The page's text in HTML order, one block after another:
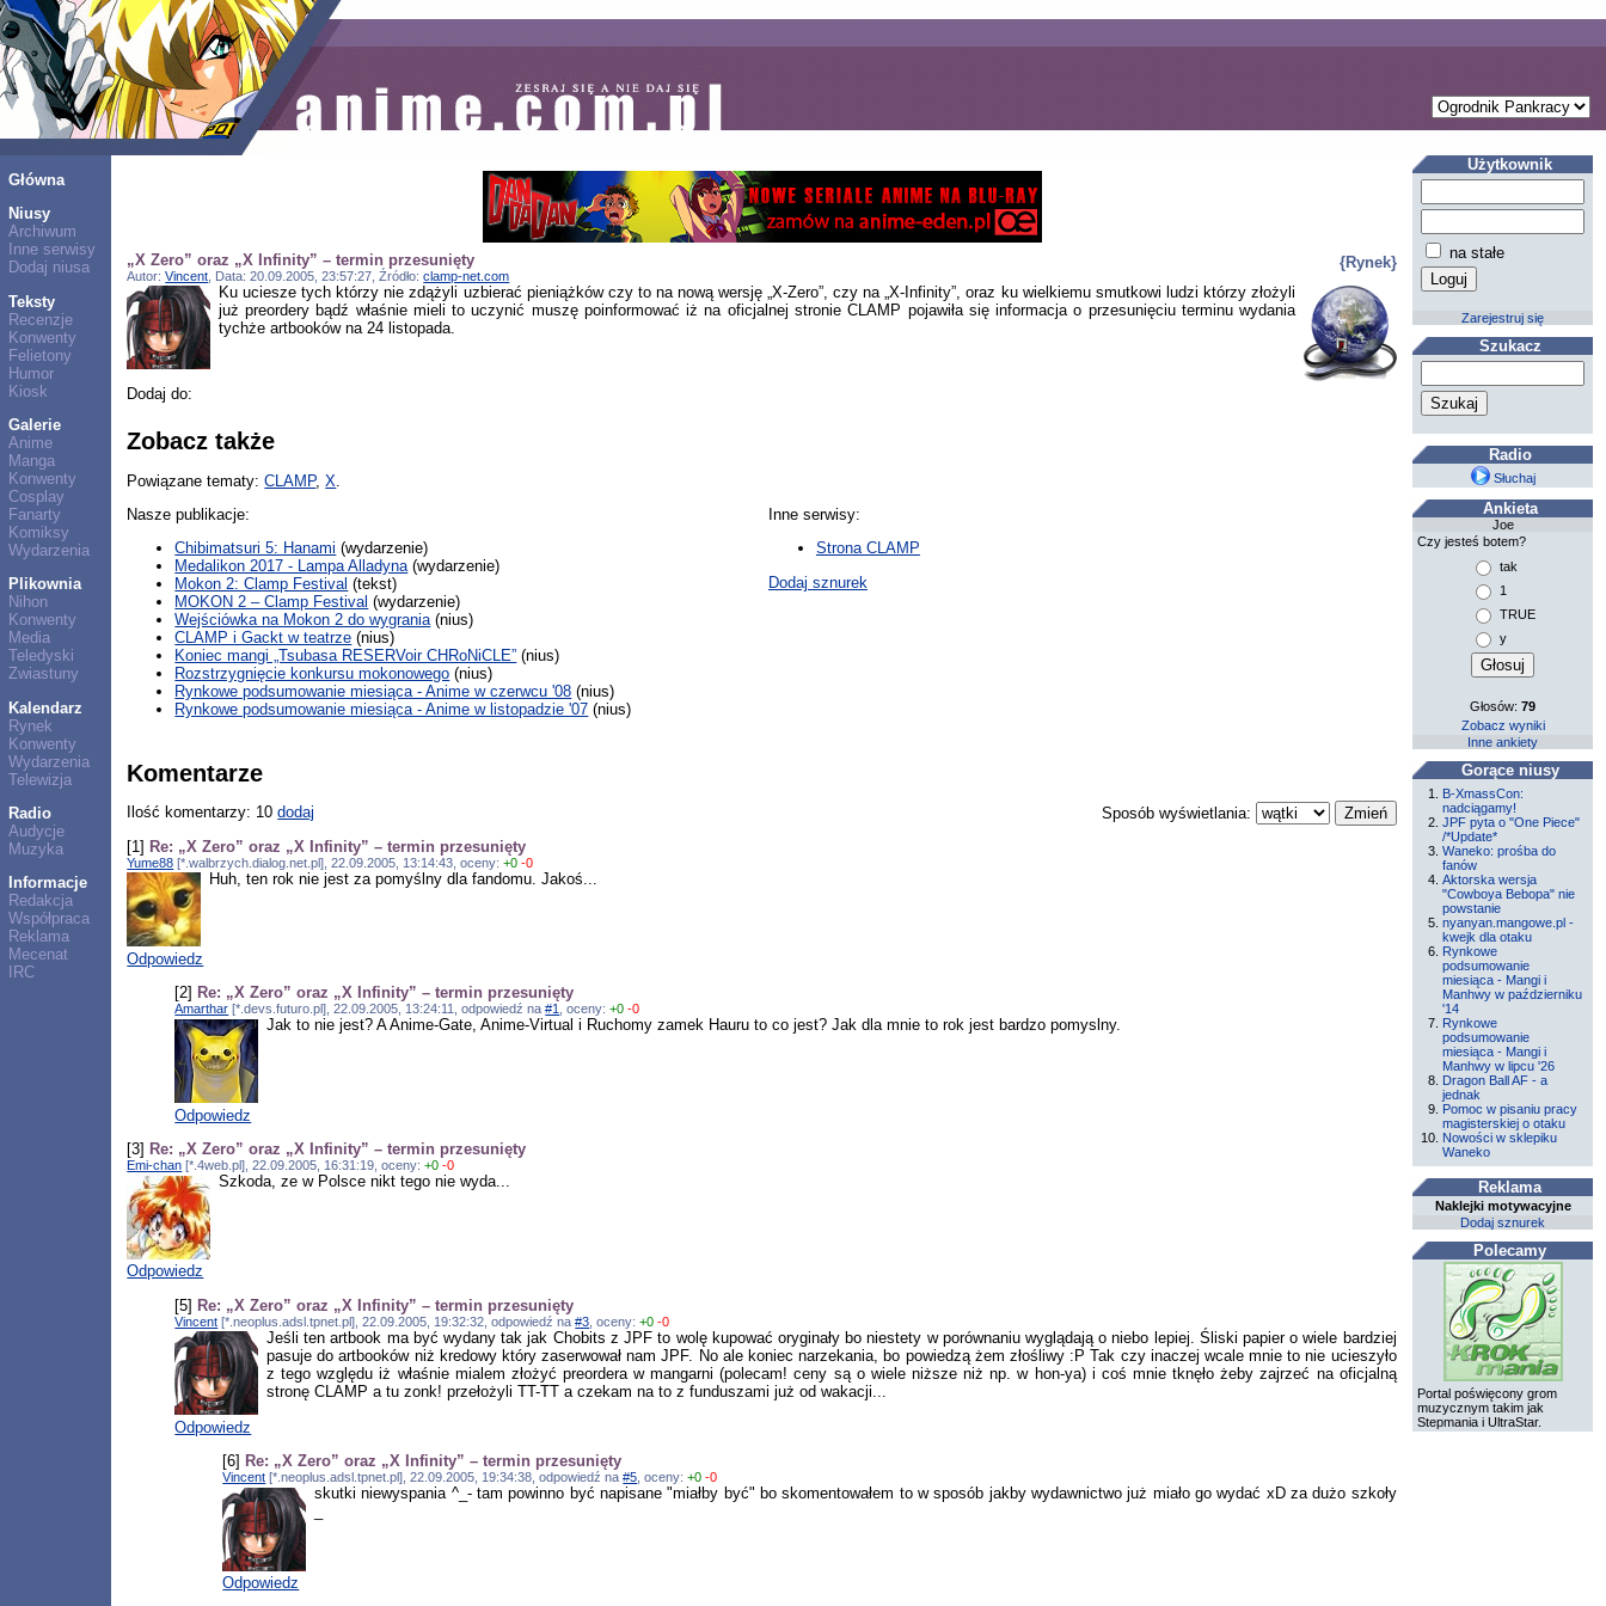
Główna
Niusy
Archiwum
Inne serwisy
Dodaj niusa
Teksty
Recenzje
Konwenty
Felietony
Humor
Kiosk
Galerie
Anime
Manga
Konwenty
Cosplay
Fanarty
Komiksy
Wydarzenia
Plikownia
Nihon
Konwenty
Media
Teledyski
Zwiastuny
Kalendarz
Rynek
Konwenty
Wydarzenia
Telewizja
Radio
Audycje
Muzyka
Informacje
Redakcja
Współpraca
Reklama
Mecenat
IRC
{Rynek}
„X Zero” oraz „X Infinity” – termin przesunięty
Autor:Vincent , Data: 20.09.2005, 23:57:27, Źródło:clamp-net.com
Ku uciesze tych którzy nie zdążyli uzbierać pieniążków czy to na nową wersję „X-Zero”, czy na „X-Infinity”, oraz ku wielkiemu smutkowi ludzi którzy złożyli
już preordery bądź właśnie mieli to uczynić muszę poinformować iż na oficjalnej stronie CLAMP pojawiła się informacja o przesunięciu terminu wydania
tychże artbooków na 24 listopada.
Dodaj do:
Zobacz także
Powiązane tematy:CLAMP,X
Nasze publikacje:
Chibimatsuri 5: Hanami (wydarzenie)
Medalikon 2017 - Lampa Alladyna(wydarzenie)
Mokon 2: Clamp Festival (tekst)
MOKON 2 – Clamp Festival (wydarzenie)
Wejściówka na Mokon 2 do wygrania(nius)
CLAMP i Gackt w teatrze (nius)
Koniec mangi „Tsubasa RESERVoir CHRoNiCLE” (nius)
Rozstrzygnięcie konkursu mokonowego (nius)
Rynkowe podsumowanie miesiąca - Anime w czerwcu '08 (nius)
Rynkowe podsumowanie miesiąca - Anime w listopadzie '07 (nius)
Inne serwisy:
Strona CLAMP
Dodaj sznurek
Komentarze
Sposób wyświetlania:
Ilość komentarzy: 10dodaj
[1] Re: „X Zero” oraz „X Infinity” – termin przesunięty
Yume88 [*.walbrzych.dialog.net.pl], 22.09.2005, 13:14:43, oceny:+0 -0
Huh, ten rok nie jest za pomyślny dla fandomu. Jakoś...
Odpowiedz
[2] Re: „X Zero” oraz „X Infinity” – termin przesunięty
Amarthar [*.devs.futuro.pl], 22.09.2005, 13:24:11, odpowiedź na#1 , oceny:+0 -0
Jak to nie jest? A Anime-Gate, Anime-Virtual i Ruchomy zamek Hauru to co jest? Jak dla mnie to rok jest bardzo pomyslny.
Odpowiedz
[3] Re: „X Zero” oraz „X Infinity” – termin przesunięty
Emi-chan [*.4web.pl], 22.09.2005, 16:31:19, oceny:+0 -0
Szkoda, ze w Polsce nikt tego nie wyda...
Odpowiedz
[5] Re: „X Zero” oraz „X Infinity” – termin przesunięty
Vincent [*.neoplus.adsl.tpnet.pl], 22.09.2005, 19:32:32, odpowiedź na#3 , oceny:+0 -0
Jeśli ten artbook ma być wydany tak jak Chobits z JPF to wolę kupować oryginały bo niestety w porównaniu wyglądają o niebo lepiej. Śliski papier o wiele bardziej
pasuje do artbooków niż kredowy który zaserwował nam JPF. No ale koniec narzekania, bo powiedzą żem złośliwy :P Tak czy inaczej wcale mnie to nie ucieszyło
z tego względu iż właśnie mialem złożyć preordera w mangarni (polecam! ceny są o wiele niższe niż np. w hon-ya) i coś mnie tknęło żeby zajrzeć na oficjalną
stronę CLAMP a tu zonk! przełożyli TT-TT a czekam na to z funduszami już od wakacji...
Odpowiedz
[6] Re: „X Zero” oraz „X Infinity” – termin przesunięty
Vincent [*.neoplus.adsl.tpnet.pl], 22.09.2005, 19:34:38, odpowiedź na#5 , oceny:+0 -0
skutki niewyspania ^_- tam powinno być napisane "miałby być" bo skomentowałem to w sposób jakby wydawnictwo już miało go wydać xD za dużo szkoły
Odpowiedz
Użytkownik
na stałe
Zarejestruj się
Szukacz
Radio
Słuchaj
Ankieta
Joe
Czy jesteś botem?
tak
1
TRUE
y
Głosów:79
Zobacz wyniki
Inne ankiety
Gorące niusy
B-XmassCon:
nadciągamy!
JPF pyta o "One Piece"
/*Update*
Waneko: prośba do
fanów
Aktorska wersja
"Cowboya Bebopa" nie
powstanie
nyanyan.mangowe.pl -
kwejk dla otaku
Rynkowe
podsumowanie
miesiąca - Mangi i
Manhwy w październiku
'14
Rynkowe
podsumowanie
miesiąca - Mangi i
Manhwy w lipcu '26
Dragon Ball AF - a
jednak
Pomoc w pisaniu pracy
magisterskiej o otaku
Nowości w sklepiku
Waneko
Reklama
Naklejki motywacyjne
Dodaj sznurek
Polecamy
Portal poświęcony grom
muzycznym takim jak
Stepmania i UltraStar.